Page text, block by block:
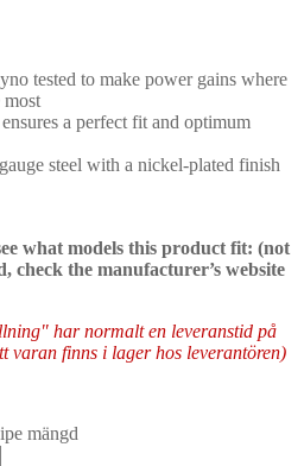
tested to make power gains where
most
a perfect fit and optimum
steel with a nickel-plated finish
what models this product fit: (not
check the manufacturer’s website
har normalt en leveranstid på
varan finns i lager hos leverantören)
mängd